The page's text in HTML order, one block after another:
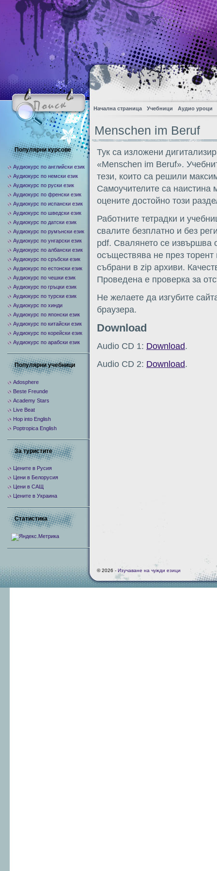
Начална страница Учебници Аудио уроци
Menschen im Beruf
Тук са изложени
«Menschen im Beruf».
тези, които са решили
Самоучителите са
оцените достойно този
Работните тетрадки и
свалите безплатно и без
pdf. Свалянето се извършва
осъществява не през
събрани в zip архиви.
Проведена е проверка за
Не желаете да изгубите
браузера.
Download
Audio CD 1: Download.
Audio CD 2: Download.
Популярни курсове
Аудиокурс по английски език
Аудиокурс по немски език
Аудиокурс по руски език
Аудиокурс по френски език
Аудиокурс по испански език
Аудиокурс по шведски език
Аудиокурс по датски език
Аудиокурс по румънски език
Аудиокурс по унгарски език
Аудиокурс по албански език
Аудиокурс по сръбски език
Аудиокурс по естонски език
Аудиокурс по чешки език
Аудиокурс по гръцки език
Аудиокурс по турски език
Аудиокурс по хинди
Аудиокурс по японски език
Аудиокурс по китайски език
Аудиокурс по корейски език
Аудиокурс по арабски език
Популярни учебници
Adosphere
Beste Freunde
Academy Stars
Live Beat
Hop into English
Poptropica English
За туристите
Цените в Русия
Цени в Белорусия
Цени в САЩ
Цените в Украина
Статистика
© 2026 - Изучаване на чужди езици